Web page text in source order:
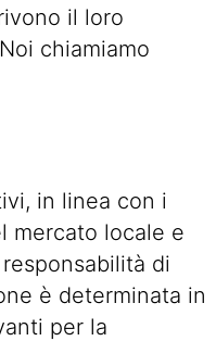
il loro
chiamiamo
in linea con i
mercato locale e
di
è determinata in
per la